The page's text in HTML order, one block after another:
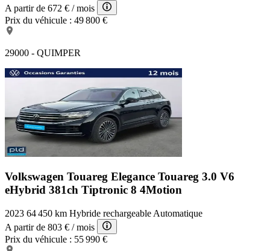
A partir de 672 € / mois
Prix du véhicule : 49 800 €
29000 - QUIMPER
Volkswagen Touareg Elegance Touareg 3.0 V6
eHybrid 381ch Tiptronic 8 4Motion
2023 64 450 km Hybride rechargeable Automatique
A partir de 803 € / mois
Prix du véhicule : 55 990 €